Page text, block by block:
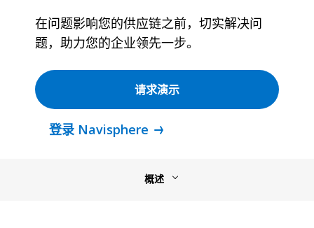
在问题影响您的供应链之前，切实解决问
题，助力您的企业领先一步。
请求演示
登录 Navisphere
概述